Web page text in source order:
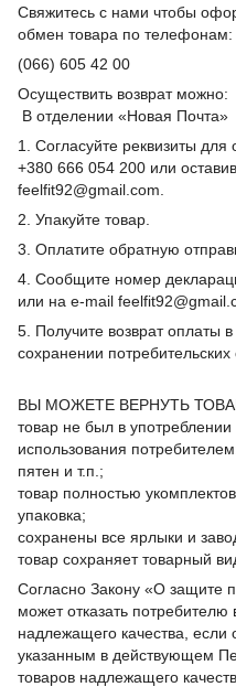
Свяжитесь с нами чтобы
обмен товара по телефонам:
(066) 605 42 00
Осуществить возврат можно:
В отделении «Новая Почта»
1. Согласуйте реквизиты
+380 666 054 200 или
feelfit92@gmail.com.
2. Упакуйте товар.
3. Оплатите обратную
4. Сообщите номер
или на e-mail
5. Получите возврат оплаты
сохранении потребительских
ВЫ МОЖЕТЕ ВЕРНУТЬ
товар не был в
использования
пятен и т.п.;
товар полностью
упаковка;
сохранены все ярлыки и
товар сохраняет товарный
Согласно Закону «О защите
может отказать
надлежащего качества, если
указанным в действующем
товаров надлежащего